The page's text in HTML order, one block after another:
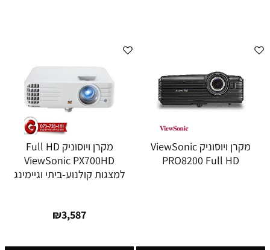
מקרן ויוסוניק ViewSonic
PRO8200 Full HD
מקרן ויוסוניק Full HD
ViewSonic PX700HD
למצגות קולנוע-ביתי וגיימינג
₪3,587